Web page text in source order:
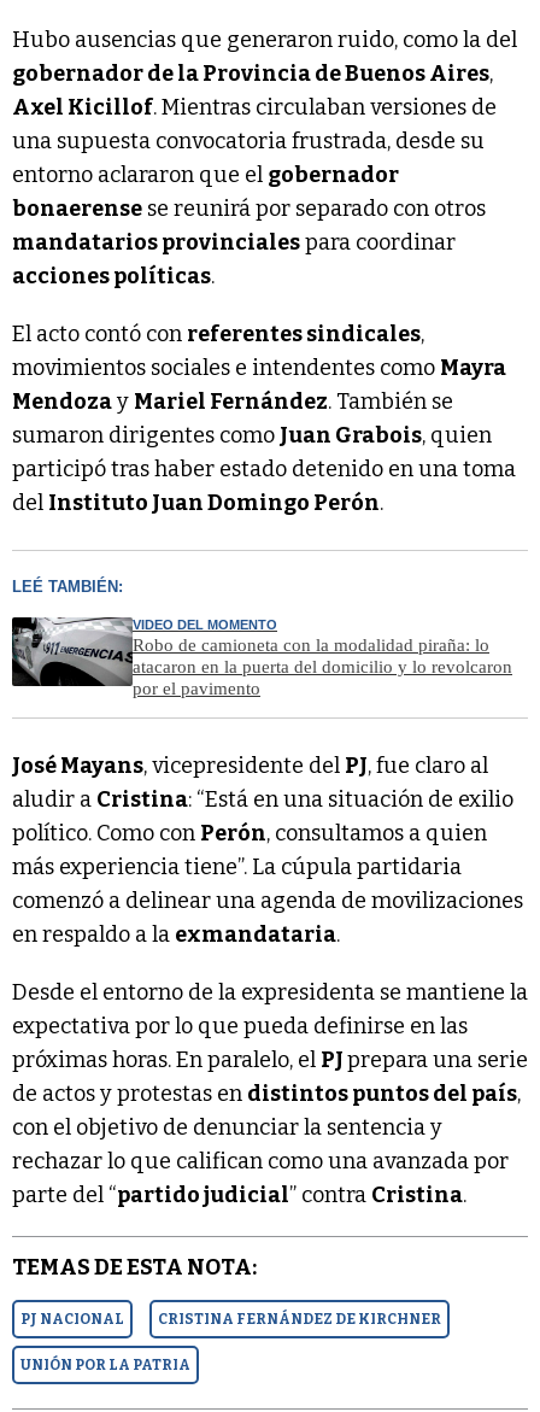
Hubo ausencias que generaron ruido, como la del
gobernador de la Provincia de Buenos Aires,
Axel Kicillof. Mientras circulaban versiones de
una supuesta convocatoria frustrada, desde su
entorno aclararon que el gobernador
bonaerense se reunirá por separado con otros
mandatarios provincialespara coordinar
acciones políticas.
El acto contó con referentes sindicales,
movimientos sociales e intendentes como Mayra
Mendozay Mariel Fernández. También se
sumaron dirigentes como Juan Grabois, quien
participó tras haber estado detenido en una toma
del Instituto Juan Domingo Perón.
LEÉ TAMBIÉN:
VIDEO DEL MOMENTO
Robo de camioneta con la modalidad piraña: lo
atacaron en la puerta del domicilio y lo revolcaron
por el pavimento
José Mayans, vicepresidente del PJ, fue claro al
aludir a Cristina: “Está en una situación de exilio
político. Como con Perón, consultamos a quien
más experiencia tiene”. La cúpula partidaria
comenzó a delinear una agenda de movilizaciones
en respaldo a la exmandataria.
Desde el entorno de la expresidenta se mantiene la
expectativa por lo que pueda definirse en las
próximas horas. En paralelo, el PJprepara una serie
de actos y protestas en distintos puntos del país,
con el objetivo de denunciar la sentencia y
rechazar lo que califican como una avanzada por
parte del “partido judicial” contra Cristina.
TEMAS DE ESTA NOTA:
PJ NACIONAL CRISTINA FERNÁNDEZ DE KIRCHNER
UNIÓN POR LA PATRIA